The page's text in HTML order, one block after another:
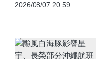
tyenews.com
2026/08/07 20:59